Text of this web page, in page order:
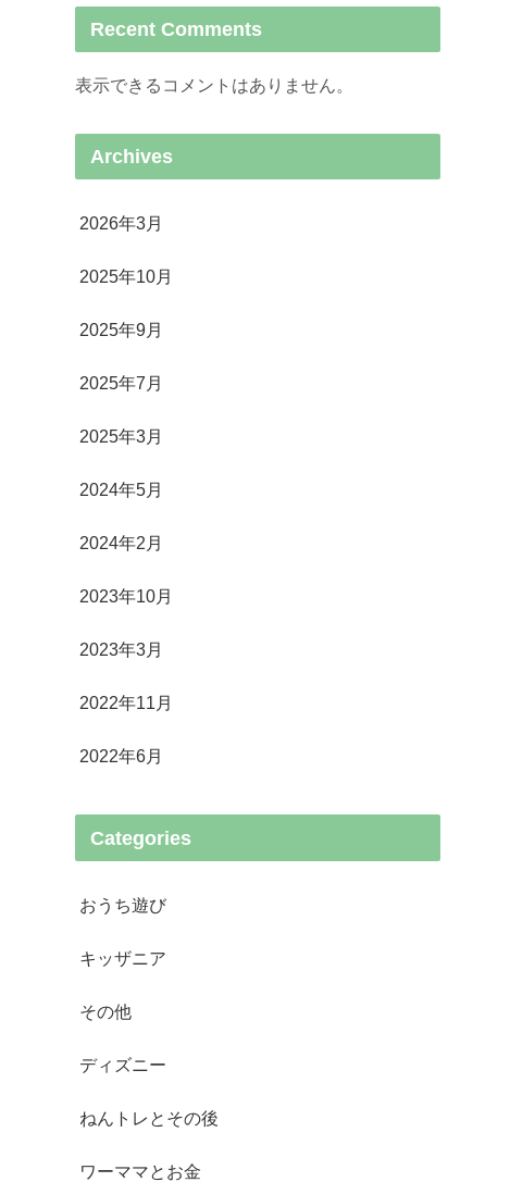
Recent Comments
表示できるコメントはありません。
Archives
2026年3月
2025年10月
2025年9月
2025年7月
2025年3月
2024年5月
2024年2月
2023年10月
2023年3月
2022年11月
2022年6月
Categories
おうち遊び
キッザニア
その他
ディズニー
ねんトレとその後
ワーママとお金